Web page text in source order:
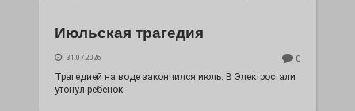
Июльская трагедия
31.07.2026 0
Трагедией на воде закончился июль. В Электростали
утонул ребёнок.